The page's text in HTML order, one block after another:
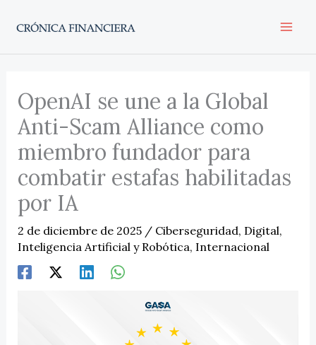
OpenAI se une a la Global
Anti-Scam Alliance como
miembro fundador para
combatir estafas habilitadas
por IA
2 de diciembre de 2025 / Ciberseguridad, Digital,
Inteligencia Artificial y Robótica, Internacional